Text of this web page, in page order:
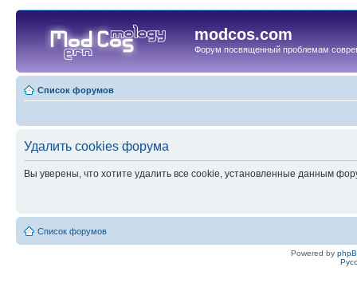
modcos.com
Форум посвященный проблемам
Список форумов
Удалить cookies форума
Вы уверены, что хотите удалить все cookie, установленные данным
Список форумов
Powered by